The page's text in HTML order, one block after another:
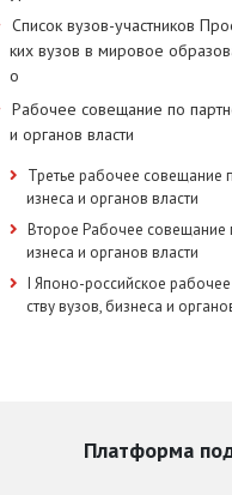
Список вузов-участников
ких вузов в мировое
о
Рабочее совещание по
и органов власти
Третье рабочее совещание
изнеса и органов власти
Второе Рабочее совещание
изнеса и органов власти
I Японо-российское
ству вузов, бизнеса и
Платформа